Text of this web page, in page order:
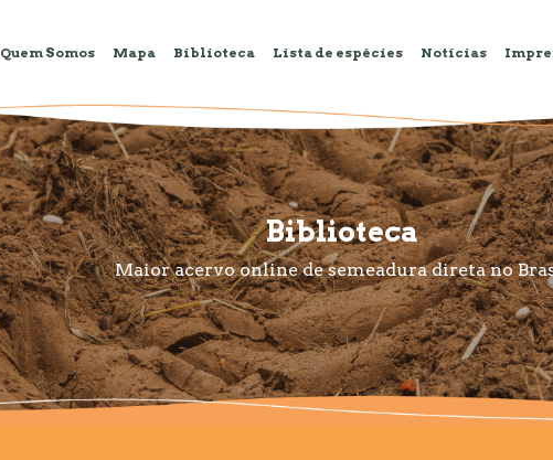
Quem Somos Mapa Biblioteca Lista de espécies Notícias
Biblioteca
Maior acervo online de semeadura direta no